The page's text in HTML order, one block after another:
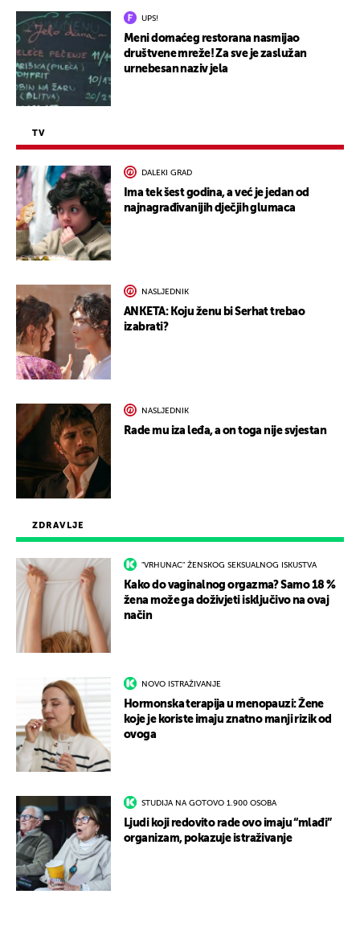
ZDRAVLJE
"VRHUNAC" ŽENSKOG SEKSUALNOG ISKUSTVA
Kako do vaginalnog orgazma? Samo 18 %
žena može ga doživjeti isključivo na ovaj
način
NOVO ISTRAŽIVANJE
Hormonska terapija u menopauzi: Žene
koje je koriste imaju znatno manji rizik od
ovoga
STUDIJA NA GOTOVO 1.900 OSOBA
Ljudi koji redovito rade ovo imaju “mlađi”
organizam, pokazuje istraživanje
UPS!
Meni domaćeg restorana nasmijao
društvene mreže! Za sve je zaslužan
urnebesan naziv jela
TV
DALEKI GRAD
Ima tek šest godina, a već je jedan od
najnagrađivanijih dječjih glumaca
NASLJEDNIK
ANKETA: Koju ženu bi Serhat trebao
izabrati?
NASLJEDNIK
Rade mu iza leđa, a on toga nije svjestan